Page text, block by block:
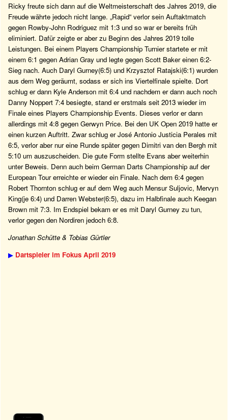
Ricky freute sich dann auf die Weltmeisterschaft des Jahres 2019, die
Freude währte jedoch nicht lange. „Rapid“ verlor sein Auftaktmatch
gegen Rowby-John Rodriguez mit 1:3 und so war er bereits früh
eliminiert. Dafür zeigte er aber zu Beginn des Jahres 2019 tolle
Leistungen. Bei einem Players Championship Turnier startete er mit
einem 6:1 gegen Adrian Gray und legte gegen Scott Baker einen 6:2-
Sieg nach. Auch Daryl Gurney(6:5) und Krzysztof Ratajski(6:1) wurden
aus dem Weg geräumt, sodass er sich ins Viertelfinale spielte. Dort
schlug er dann Kyle Anderson mit 6:4 und nachdem er dann auch noch
Danny Noppert 7:4 besiegte, stand er erstmals seit 2013 wieder im
Finale eines Players Championship Events. Dieses verlor er dann
allerdings mit 4:8 gegen Gerwyn Price. Bei den UK Open 2019 hatte er
einen kurzen Auftritt. Zwar schlug er José Antonio Justicia Perales mit
6:5, verlor aber nur eine Runde später gegen Dimitri van den Bergh mit
5:10 um auszuscheiden. Die gute Form stellte Evans aber weiterhin
unter Beweis. Denn auch beim German Darts Championship auf der
European Tour erreichte er wieder ein Finale. Nach dem 6:4 gegen
Robert Thornton schlug er auf dem Weg auch Mensur Suljovic, Mervyn
King(je 6:4) und Darren Webster(6:5), dazu im Halbfinale auch Keegan
Brown mit 7:3. Im Endspiel bekam er es mit Daryl Gurney zu tun,
verlor gegen den Nordiren jedoch 6:8.
Jonathan Schütte & Tobias Gürtler
▶ Dartspieler im Fokus April 2019